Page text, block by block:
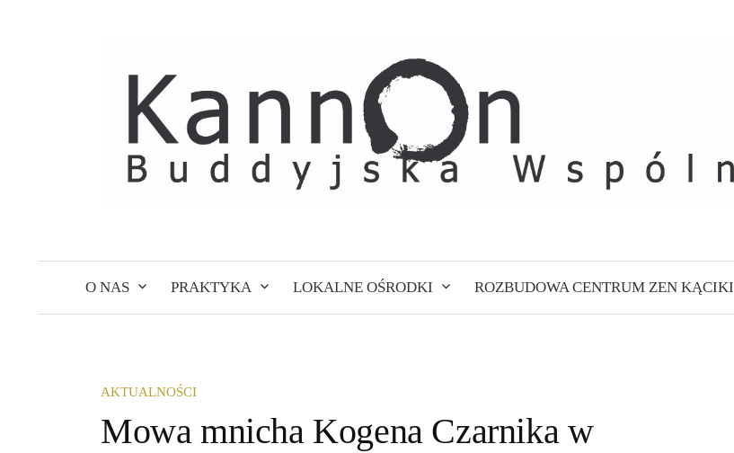
O NAS PRAKTYKA LOKALNE OŚRODKI ROZBUDOWA CENTRUM ZEN KĄCIKI
AKTUALNOŚCI
Mowa mnicha Kogena Czarnika w